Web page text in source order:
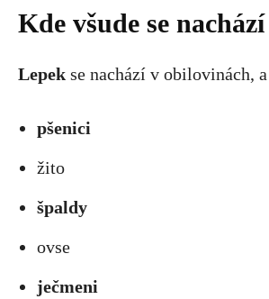
Kde všude se
Lepek se nachází v obilovinách,
pšenici
žito
špaldy
ovse
ječmeni